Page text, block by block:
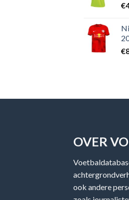
€
€
OVER
ook andere